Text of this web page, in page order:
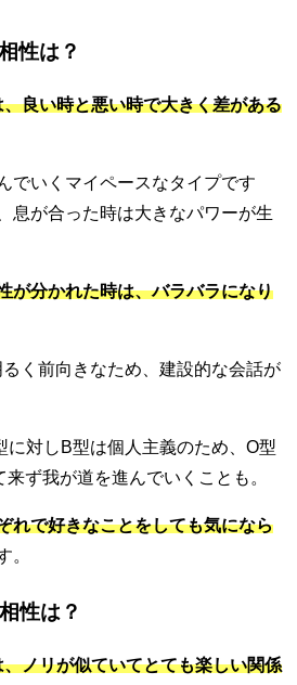
性は？
良い時と悪い時で大きく差がある
でいくマイペースなタイプです
息が合った時は大きなパワーが生
が分かれた時は、バラバラになり
く前向きなため、建設的な会話が
に対しB型は個人主義のため、O型
ず我が道を進んでいくことも。
れで好きなことをしても気になら
。
性は？
ノリが似ていてとても楽しい関係